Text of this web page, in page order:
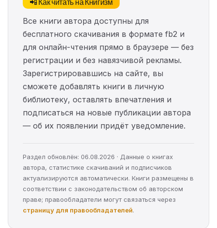
Все книги автора доступны для
бесплатного скачивания в формате fb2 и
для онлайн-чтения прямо в браузере — без
регистрации и без навязчивой рекламы.
Зарегистрировавшись на сайте, вы
сможете добавлять книги в личную
библиотеку, оставлять впечатления и
подписаться на новые публикации автора
— об их появлении придёт уведомление.
Раздел обновлён: 06.08.2026 · Данные о книгах
автора, статистике скачиваний и подписчиков
актуализируются автоматически. Книги размещены в
соответствии с законодательством об авторском
праве; правообладатели могут связаться через
страницу для правообладателей.